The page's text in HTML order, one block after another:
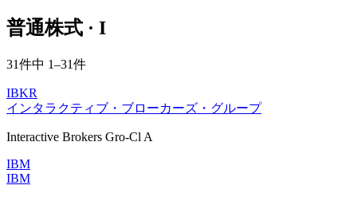
普通株式 · I
31件中 1–31件
IBKR
インタラクティブ・ブローカーズ・グループ
Interactive Brokers Gro-Cl A
IBM
IBM